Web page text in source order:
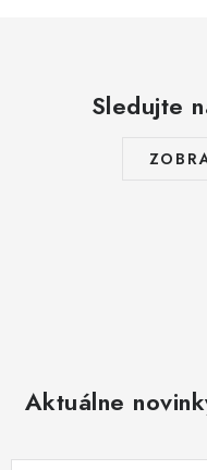
Sledujte
Aktuálne